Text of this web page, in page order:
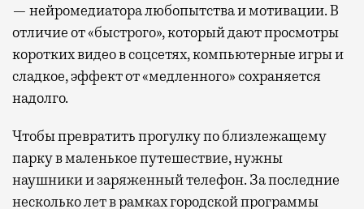
— нейромедиатора любопытства и мотивации. В
отличие от «быстрого», который дают просмотры
коротких видео в соцсетях, компьютерные игры и
сладкое, эффект от «медленного» сохраняется
надолго.
Чтобы превратить прогулку по близлежащему
парку в маленькое путешествие, нужны
наушники и заряженный телефон. За последние
несколько лет в рамках городской программы